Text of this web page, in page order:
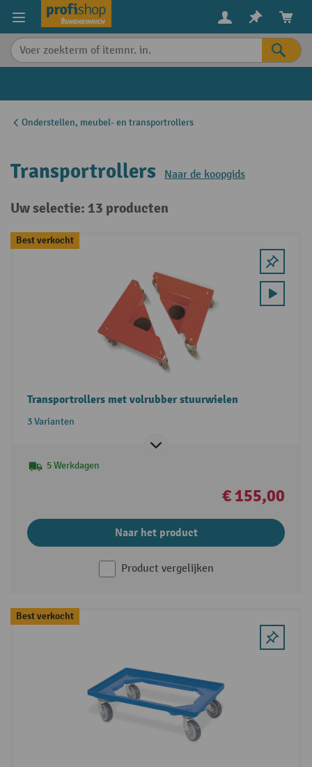
content
Onderstellen, meubel- en transportrollers
Transportrollers Naar de koopgids
Uw selectie: 13 producten
Best verkocht
Transportrollers met volrubber stuurwielen
3 Varianten
5 Werkdagen
€ 155,00
Naar het product
Product vergelijken
Best verkocht